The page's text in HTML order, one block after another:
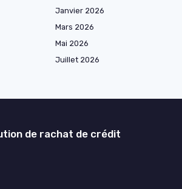
Janvier 2026
Mars 2026
Mai 2026
Juillet 2026
de rachat de crédit